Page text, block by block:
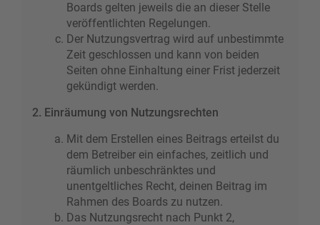
Boards gelten jeweils die an dieser Stelle
veröffentlichten Regelungen.
Der Nutzungsvertrag wird auf unbestimmte
Zeit geschlossen und kann von beiden
Seiten ohne Einhaltung einer Frist jederzeit
gekündigt werden.
2. Einräumung von Nutzungsrechten
Mit dem Erstellen eines Beitrags erteilst du
dem Betreiber ein einfaches, zeitlich und
räumlich unbeschränktes und
unentgeltliches Recht, deinen Beitrag im
Rahmen des Boards zu nutzen.
Das Nutzungsrecht nach Punkt 2,